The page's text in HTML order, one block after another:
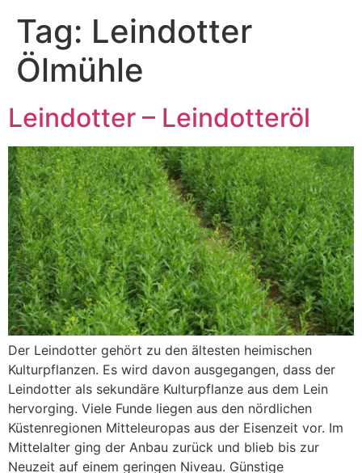
Tag: Leindotter
Ölmühle
Leindotter – Leindotteröl
Der Leindotter gehört zu den ältesten heimischen
Kulturpflanzen. Es wird davon ausgegangen, dass der
Leindotter als sekundäre Kulturpflanze aus dem Lein
hervorging. Viele Funde liegen aus den nördlichen
Küstenregionen Mitteleuropas aus der Eisenzeit vor. Im
Mittelalter ging der Anbau zurück und blieb bis zur
Neuzeit auf einem geringen Niveau. Günstige